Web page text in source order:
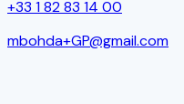
+33 1 82 83 14 00
mbohda+GP@gmail.com